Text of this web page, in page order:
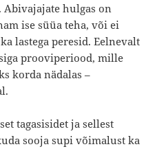
Abivajajate hulgas on
ise süüa teha, või ei
lastega peresid. Eelnevalt
prooviperiood, mille
korda nädalas –
tagasisidet ja sellest
sooja supi võimalust ka